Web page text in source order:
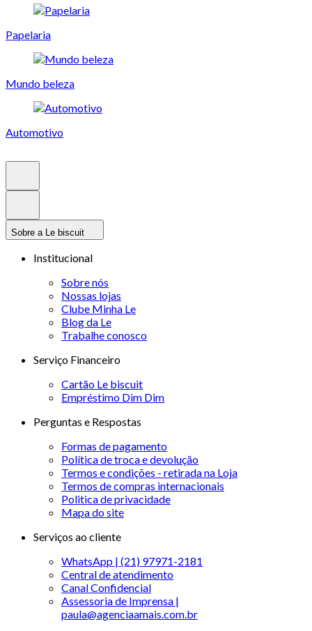
Papelaria
Mundo beleza
Automotivo
Sobre a Le biscuit
Institucional
Sobre nós
Nossas lojas
Clube Minha Le
Blog da Le
Trabalhe conosco
Serviço Financeiro
Cartão Le biscuit
Empréstimo Dim Dim
Perguntas e Respostas
Formas de pagamento
Política de troca e devolução
Termos e condições - retirada na Loja
Termos de compras internacionais
Politica de privacidade
Mapa do site
Serviços ao cliente
WhatsApp | (21) 97971-2181
Central de atendimento
Canal Confidencial
Assessoria de Imprensa |
paula@agenciaamais.com.br